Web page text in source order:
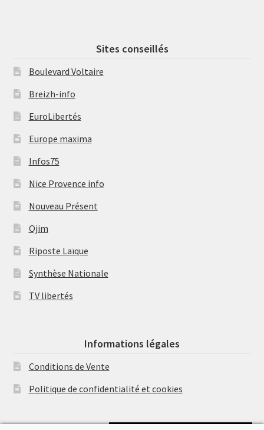
Sites conseillés
Boulevard Voltaire
Breizh-info
EuroLibertés
Europe maxima
Infos75
Nice Provence info
Nouveau Présent
Ojim
Riposte Laïque
Synthèse Nationale
TV libertés
Informations légales
Conditions de Vente
Politique de confidentialité et cookies